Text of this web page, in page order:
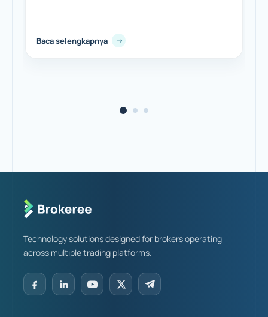
dalam pilihan semua atau tidak sama sekali. Detail
Baca selengkapnya
Technology solutions designed for brokers operating
across multiple trading platforms.